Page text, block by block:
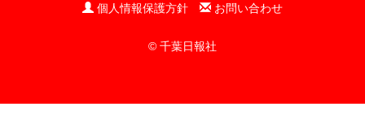
個人情報保護方針
お問い合わせ
© 千葉日報社